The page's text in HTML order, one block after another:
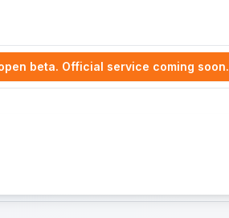
beta. Official service coming soon.